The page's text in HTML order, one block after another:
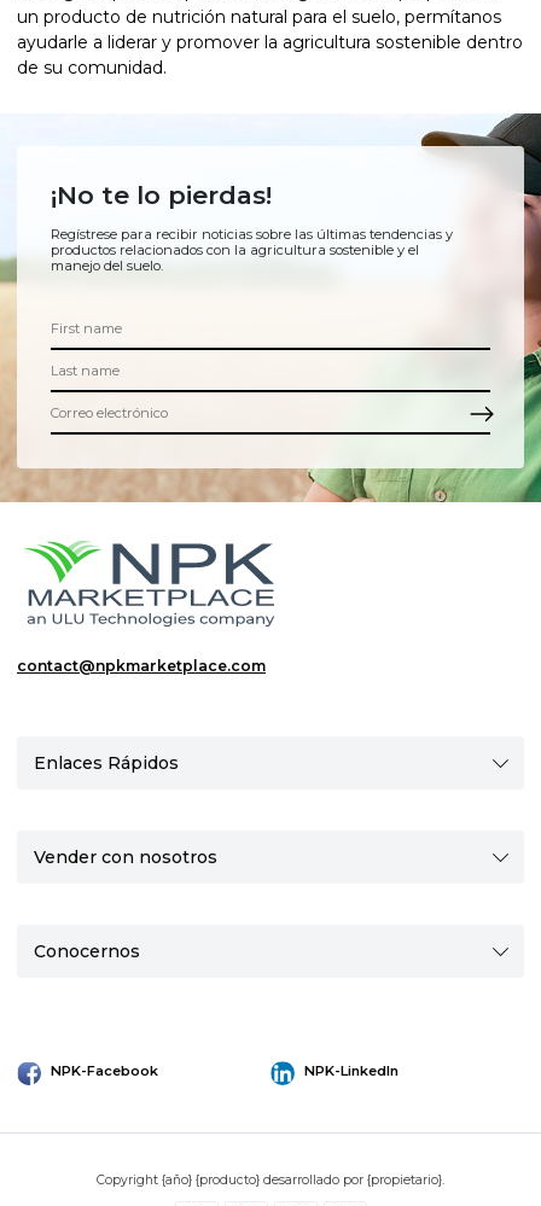
un producto de nutrición natural para el suelo, permítanos
ayudarle a liderar y promover la agricultura sostenible dentro
de su comunidad.
¡No te lo pierdas!
Regístrese para recibir noticias sobre las últimas tendencias y
productos relacionados con la agricultura sostenible y el
manejo del suelo.
contact@npkmarketplace.com
Enlaces Rápidos
Vender con nosotros
Conocernos
NPK-Facebook NPK-LinkedIn
Copyright {año} {producto} desarrollado por {propietario}.